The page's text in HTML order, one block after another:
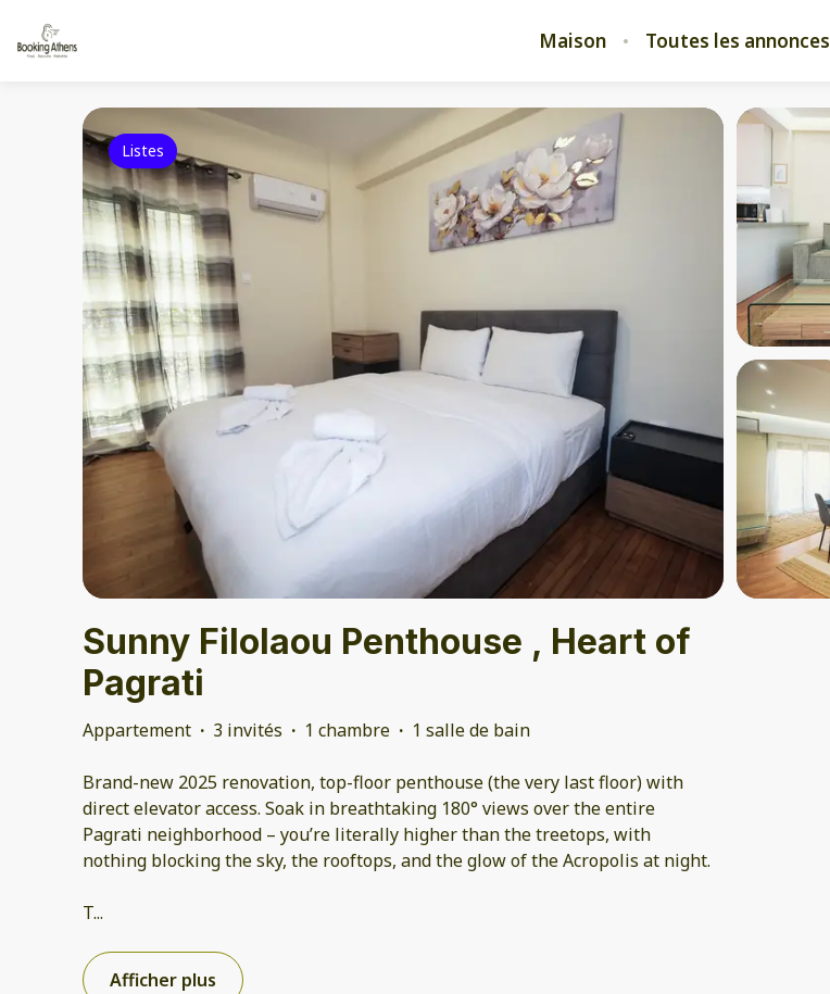
Maison Toutes les annonces
Listes
Sunny Filolaou Penthouse , Heart of
Pagrati
Appartement · 3 invités · 1 chambre · 1 salle de bain
Brand-new 2025 renovation, top-floor penthouse (the very last floor) with
direct elevator access. Soak in breathtaking 180° views over the entire
Pagrati neighborhood – you’re literally higher than the treetops, with
nothing blocking the sky, the rooftops, and the glow of the Acropolis at night.
T...
Afficher plus